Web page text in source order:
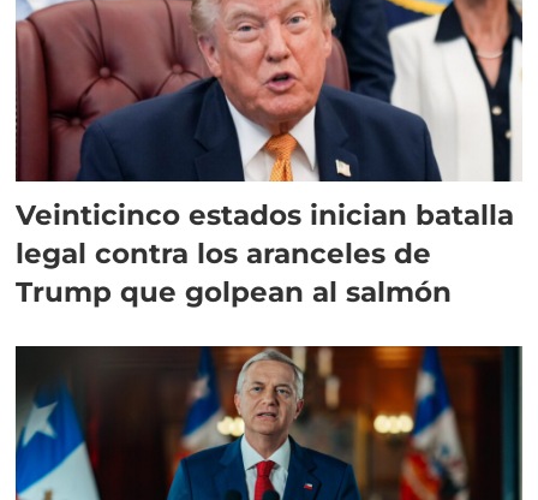
Veinticinco estados inician batalla
legal contra los aranceles de
Trump que golpean al salmón